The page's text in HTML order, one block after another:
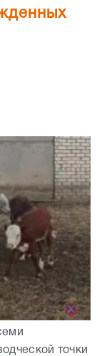
точки